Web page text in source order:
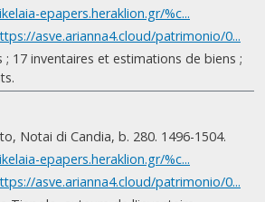
epapers.heraklion.gr/%c...
asve.arianna4.cloud/patrimonio/0...
17 inventaires et estimations de biens ;
Notai di Candia, b. 280. 1496-1504.
epapers.heraklion.gr/%c...
asve.arianna4.cloud/patrimonio/0...